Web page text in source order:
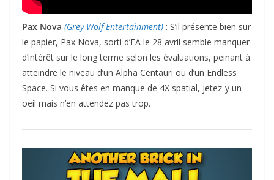
Pax Nova (Grey Wolf Entertainment) : S’il présente bien sur
le papier, Pax Nova, sorti d’EA le 28 avril semble manquer
d’intérêt sur le long terme selon les évaluations, peinant à
atteindre le niveau d’un Alpha Centauri ou d’un Endless
Space. Si vous êtes en manque de 4X spatial, jetez-y un
oeil mais n’en attendez pas trop.